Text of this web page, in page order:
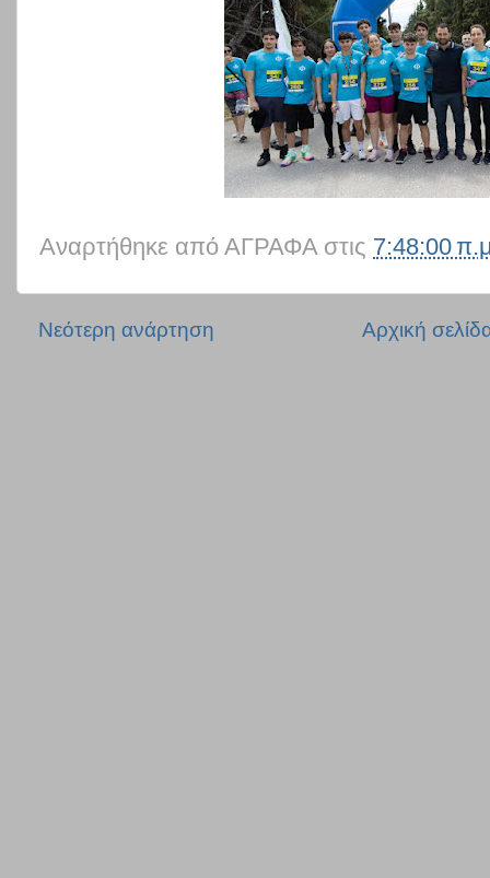
Αναρτήθηκε από ΑΓΡΑΦΑ στις 7:48:00
Νεότερη ανάρτηση Αρχική